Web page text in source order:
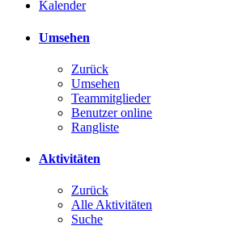
Kalender
Umsehen
Zurück
Umsehen
Teammitglieder
Benutzer online
Rangliste
Aktivitäten
Zurück
Alle Aktivitäten
Suche